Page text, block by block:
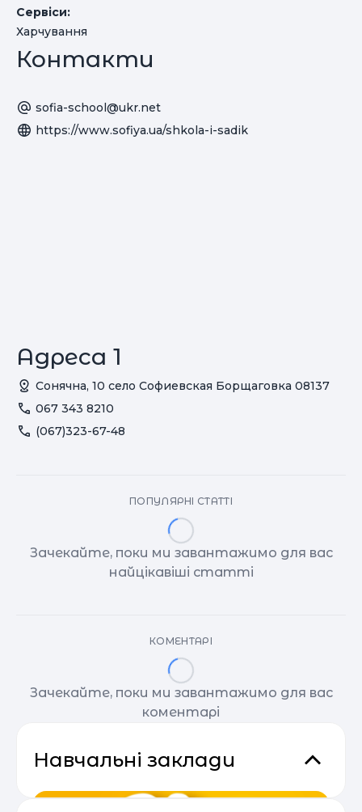
Сервіси:
Харчування
Контакти
sofia-school@ukr.net
https://www.sofiya.ua/shkola-i-sadik
Адреса 1
Сонячна, 10 село Софиевская Борщаговка 08137
067 343 8210
(067)323-67-48
ПОПУЛЯРНІ СТАТТІ
Зачекайте, поки ми завантажимо для вас
найцікавіші статті
КОМЕНТАРІ
Зачекайте, поки ми завантажимо для вас
коментарі
Навчальні заклади